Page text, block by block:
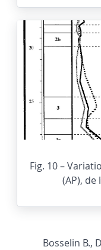
Fig. 10 –
(AP), de
Bosselin B.,